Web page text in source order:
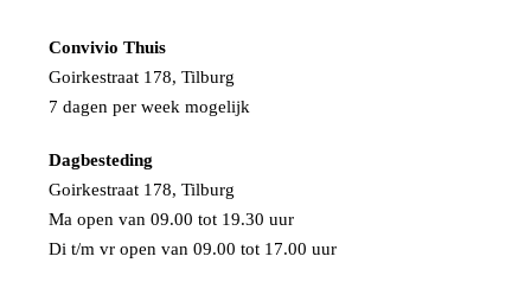
Convivio Thuis
Goirkestraat 178, Tilburg
7 dagen per week mogelijk
Dagbesteding
Goirkestraat 178, Tilburg
Ma open van 09.00 tot 19.30 uur
Di t/m vr open van 09.00 tot 17.00 uur